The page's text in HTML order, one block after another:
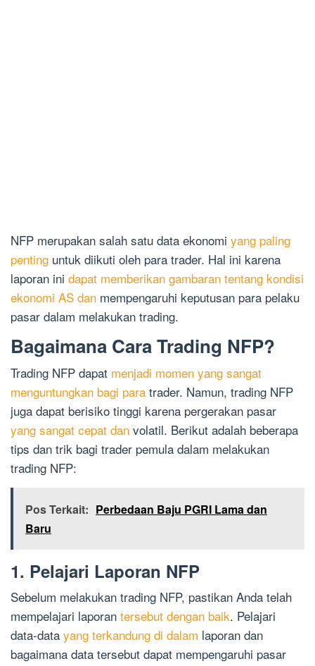
NFP merupakan salah satu data ekonomi yang paling
penting untuk diikuti oleh para trader. Hal ini karena
laporan ini dapat memberikan gambaran tentang kondisi
ekonomi AS dan mempengaruhi keputusan para pelaku
pasar dalam melakukan trading.
Bagaimana Cara Trading NFP?
Trading NFP dapat menjadi momen yang sangat
menguntungkan bagi para trader. Namun, trading NFP
juga dapat berisiko tinggi karena pergerakan pasar
yang sangat cepat dan volatil. Berikut adalah beberapa
tips dan trik bagi trader pemula dalam melakukan
trading NFP:
Pos Terkait: Perbedaan Baju PGRI Lama dan
Baru
1. Pelajari Laporan NFP
Sebelum melakukan trading NFP, pastikan Anda telah
mempelajari laporan tersebut dengan baik. Pelajari
data-data yang terkandung di dalam laporan dan
bagaimana data tersebut dapat mempengaruhi pasar